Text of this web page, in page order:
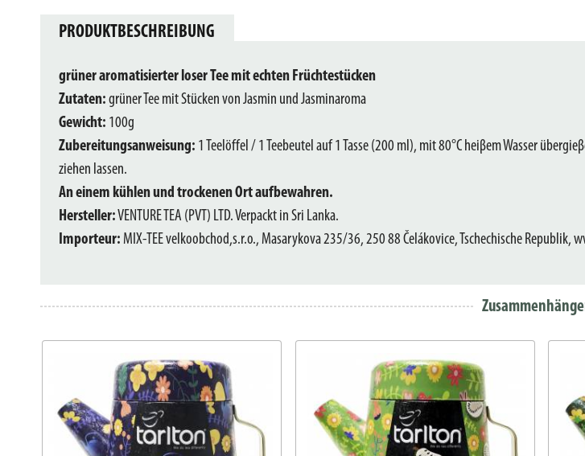
PRODUKTBESCHREIBUNG
grüner aromatisierter loser Tee mit echten Früchtestücken
Zutaten: grüner Tee mit Stücken von Jasmin und Jasminaroma
Gewicht: 100g
Zubereitungsanweisung: 1 Teelöffel / 1 Teebeutel auf 1 Tasse (200 ml), mit 80°C heiβem Wasser
ziehen lassen.
An einem kühlen und trockenen Ort aufbewahren.
Hersteller:VENTURE TEA (PVT) LTD. Verpackt in Sri Lanka.
Importeur: MIX-TEE velkoobchod,s.r.o., Masarykova 235/36, 250 88 Čelákovice, Tschechische Republik,